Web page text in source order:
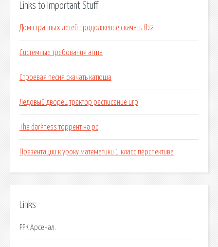
Links to Important Stuff
Дом странных детей продолжение скачать fb2
Системные требования arma
Строевая песня скачать катюша
Ледовый дворец трактор расписание игр
The darkness торрент на pc
Презентации к уроку математики 1 класс перспектива
Links
РРК Арсенал.